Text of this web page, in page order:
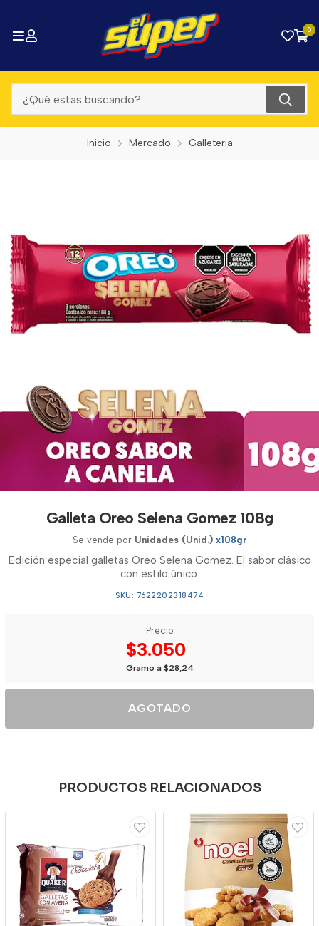
0
Inicio Mercado Galleteria
Galleta Oreo Selena Gomez 108g
Se vende por Unidades (Unid.) x108gr
Edición especial galletas Oreo Selena Gomez. El sabor clásico
con estilo único.
SKU: 7622202318474
Precio
$3.050
Gramo a $28,24
AGOTADO
PRODUCTOS RELACIONADOS